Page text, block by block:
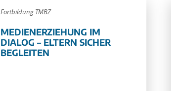
Fortbildung TMBZ
MEDIENERZIEHUNG IM
DIALOG – ELTERN SICHER
BEGLEITEN